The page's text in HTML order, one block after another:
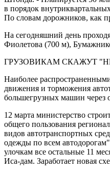
в порядок
По словам дорожников, как
На сегодняшний день
Фиолетова (700 м),
ГРУЗОВИКАМ СКАЖУТ
Наиболее
движения и торможения
большегрузных машин через
12 марта министерство
общего пользования
видов автотранспортных
одежды по всем
улочкам все остальные 11
Иса-дам. Заработает новая